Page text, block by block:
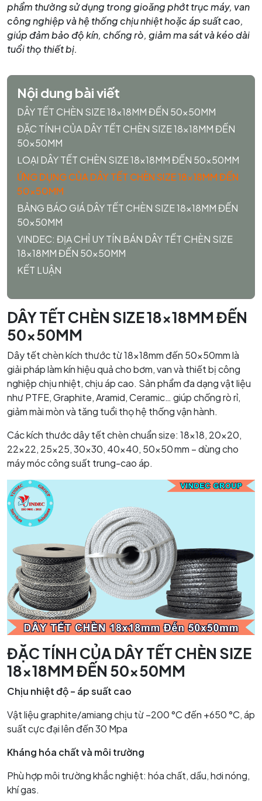
phẩm thường sử dụng trong gioăng phớt trục máy, van
công nghiệp và hệ thống chịu nhiệt hoặc áp suất cao,
giúp đảm bảo độ kín, chống rò, giảm ma sát và kéo dài
tuổi thọ thiết bị.
Nội dung bài viết
DÂY TẾT CHÈN SIZE 18x18MM ĐẾN 50x50MM
ĐẶC TÍNH CỦA DÂY TẾT CHÈN SIZE 18x18MM ĐẾN
50x50MM
LOẠI DÂY TẾT CHÈN SIZE 18x18MM ĐẾN 50x50MM
ỨNG DỤNG CỦA DÂY TẾT CHÈN SIZE 18x18MM ĐẾN
50x50MM
BẢNG BÁO GIÁ DÂY TẾT CHÈN SIZE 18x18MM ĐẾN
50x50MM
VINDEC: ĐỊA CHỈ UY TÍN BÁN DÂY TẾT CHÈN SIZE
18x18MM ĐẾN 50x50MM
KẾT LUẬN
DÂY TẾT CHÈN SIZE 18x18MM ĐẾN
50x50MM
Dây tết chèn kích thước từ 18x18mm đến 50x50mm là
giải pháp làm kín hiệu quả cho bơm, van và thiết bị công
nghiệp chịu nhiệt, chịu áp cao. Sản phẩm đa dạng vật liệu
như PTFE, Graphite, Aramid, Ceramic… giúp chống rò rỉ,
giảm mài mòn và tăng tuổi thọ hệ thống vận hành.
Các kích thước dây tết chèn chuẩn size: 18×18, 20×20,
22×22, 25×25, 30×30, 40×40, 50×50 mm – dùng cho
máy móc công suất trung-cao áp.
ĐẶC TÍNH CỦA DÂY TẾT CHÈN SIZE
18x18MM ĐẾN 50x50MM
Chịu nhiệt độ – áp suất cao
Vật liệu graphite/amiang chịu từ –200 °C đến +650 °C, áp
suất cực đại lên đến 30 Mpa
Kháng hóa chất và môi trường
Phù hợp môi trường khắc nghiệt: hóa chất, dầu, hơi nóng,
khí gas.